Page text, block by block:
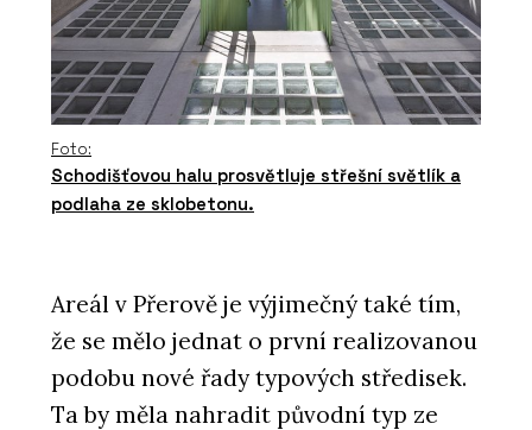
Foto:
Schodišťovou halu prosvětluje střešní světlík a
podlaha ze sklobetonu.
Areál v Přerově je výjimečný také tím,
že se mělo jednat o první realizovanou
podobu nové řady typových středisek.
Ta by měla nahradit původní typ ze